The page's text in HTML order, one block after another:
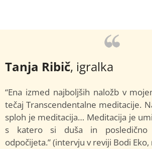
Tanja Ribič, igralka
“Ena izmed najboljših naložb v
tečaj Transcendentalne meditacije.
sploh je meditacija… Meditacija je
s katero si duša in
odpočijeta.” (intervju v reviji Bodi